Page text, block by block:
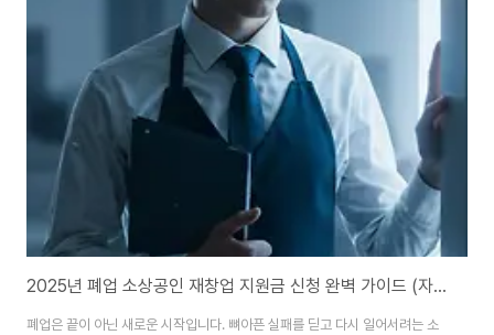
2025년 폐업 소상공인 재창업 지원금 신청 완벽 가이드 (자격, 서류, 성공 팁)
폐업은 끝이 아닌 새로운 시작입니다. 뼈아픈 실패를 딛고 다시 일어서려는 소